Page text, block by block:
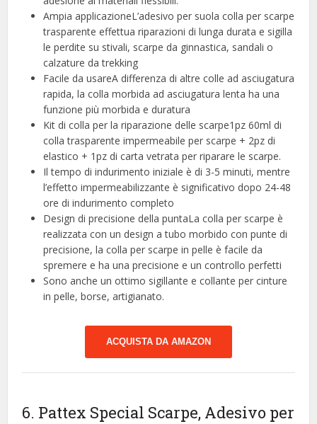
Ampia applicazioneL’adesivo per suola colla per scarpe
trasparente effettua riparazioni di lunga durata e sigilla
le perdite su stivali, scarpe da ginnastica, sandali o
calzature da trekking
Facile da usareA differenza di altre colle ad asciugatura
rapida, la colla morbida ad asciugatura lenta ha una
funzione più morbida e duratura
Kit di colla per la riparazione delle scarpe1pz 60ml di
colla trasparente impermeabile per scarpe + 2pz di
elastico + 1pz di carta vetrata per riparare le scarpe.
Il tempo di indurimento iniziale è di 3-5 minuti, mentre
l’effetto impermeabilizzante è significativo dopo 24-48
ore di indurimento completo
Design di precisione della puntaLa colla per scarpe è
realizzata con un design a tubo morbido con punte di
precisione, la colla per scarpe in pelle è facile da
spremere e ha una precisione e un controllo perfetti
Sono anche un ottimo sigillante e collante per cinture
in pelle, borse, artigianato.
ACQUISTA DA AMAZON
6. Pattex Special Scarpe, Adesivo per